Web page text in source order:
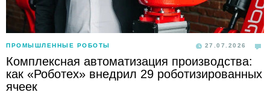
ПРОМЫШЛЕННЫЕ РОБОТЫ 27.07.2026
Комплексная автоматизация производства:
как «Роботех» внедрил 29 роботизированных
ячеек